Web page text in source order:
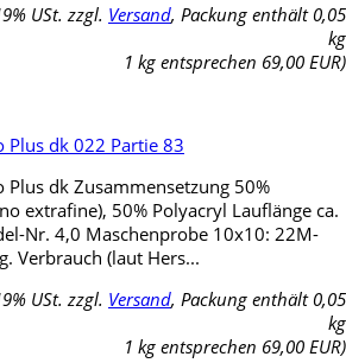
USt. zzgl. Versand, Packung enthält 0,05
kg
1 kg entsprechen 69,00 EUR)
Plus dk 022 Partie 83
Plus dk Zusammensetzung 50%
extrafine), 50% Polyacryl Lauflänge ca.
Nr. 4,0 Maschenprobe 10x10: 22M-
Verbrauch (laut Hers...
USt. zzgl. Versand, Packung enthält 0,05
kg
1 kg entsprechen 69,00 EUR)